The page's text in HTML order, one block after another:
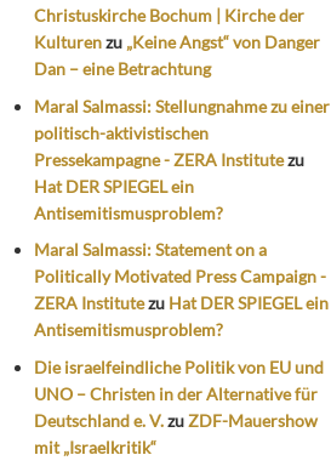
Christuskirche Bochum | Kirche der
Kulturenzu „Keine Angst“ von Danger
Dan – eine Betrachtung
Maral Salmassi: Stellungnahme zu einer
politisch-aktivistischen
Pressekampagne - ZERA Institutezu
Hat DER SPIEGEL ein
Antisemitismusproblem?
Maral Salmassi: Statement on a
Politically Motivated Press Campaign -
ZERA Institutezu Hat DER SPIEGEL ein
Antisemitismusproblem?
Die israelfeindliche Politik von EU und
UNO – Christen in der Alternative für
Deutschland e. V.zuZDF-Mauershow
mit „Israelkritik“